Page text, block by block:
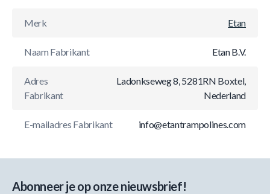
Merk Etan
Naam Fabrikant Etan B.V.
Adres
Fabrikant
Ladonkseweg 8, 5281RN Boxtel,
Nederland
E-mailadres Fabrikant info@etantrampolines.com
Abonneer je op onze nieuwsbrief!